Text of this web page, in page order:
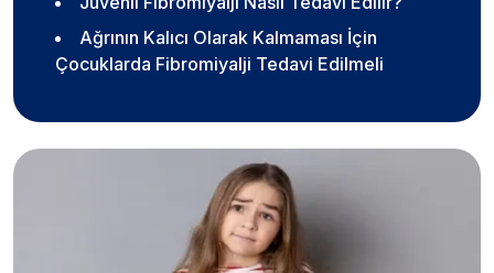
Ağrının Kalıcı Olarak Kalmaması İçin
Çocuklarda Fibromiyalji Tedavi Edilmeli